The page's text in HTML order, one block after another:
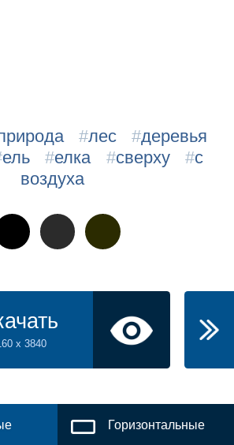
#лес #деревья
ель #елка #сверху #c
воздуха
x 3840
Горизонтальные